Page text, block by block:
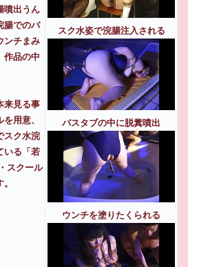
噴出うん
腸でのバ
ンチまみ
作品の中
来見る事
用意、
スク水浣
いる「若
スクール
スク水姿で浣腸注入される
バスタブの中に脱糞噴出
ウンチを塗りたくられる